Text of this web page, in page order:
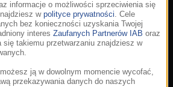
informacje o możliwości sprzeciwienia się
w polityce prywatności. Cele
bez konieczności uzyskania Twojej
interes Zaufanych Partnerów IAB oraz
się takiemu przetwarzaniu znajdziesz w
ją w dowolnym momencie wycofać,
przekazywania danych do naszych